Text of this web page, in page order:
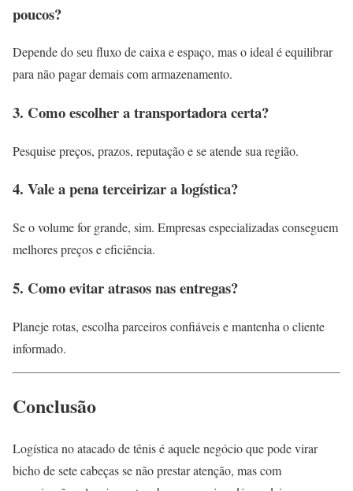
poucos?
Depende do seu fluxo de caixa e espaço, mas o ideal é equilibrar
para não pagar demais com armazenamento.
3. Como escolher a transportadora certa?
Pesquise preços, prazos, reputação e se atende sua região.
4. Vale a pena terceirizar a logística?
Se o volume for grande, sim. Empresas especializadas conseguem
melhores preços e eficiência.
5. Como evitar atrasos nas entregas?
Planeje rotas, escolha parceiros confiáveis e mantenha o cliente
informado.
Conclusão
Logística no atacado de tênis é aquele negócio que pode virar
bicho de sete cabeças se não prestar atenção, mas com